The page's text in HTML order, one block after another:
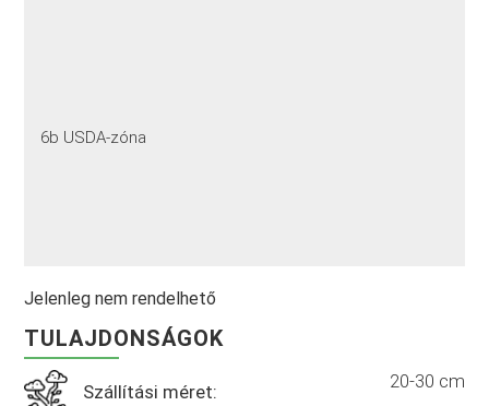
6b USDA-zóna
Jelenleg nem rendelhető
TULAJDONSÁGOK
Szállítási méret: 20-30 cm